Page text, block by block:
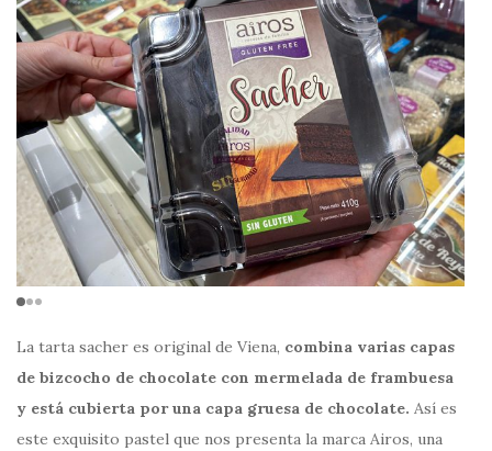
La tarta sacher es original de Viena, combina varias capas
de bizcocho de chocolate con mermelada de frambuesa
y está cubierta por una capa gruesa de chocolate. Así es
este exquisito pastel que nos presenta la marca Airos, una